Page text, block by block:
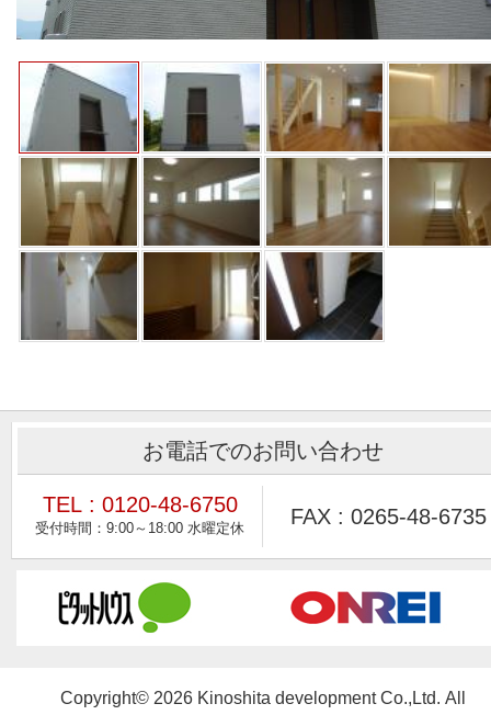
お電話でのお問い合わせ
TEL : 0120-48-6750 FAX : 0265-48-6735
Copyright© 2026 Kinoshita development Co.,Ltd. All